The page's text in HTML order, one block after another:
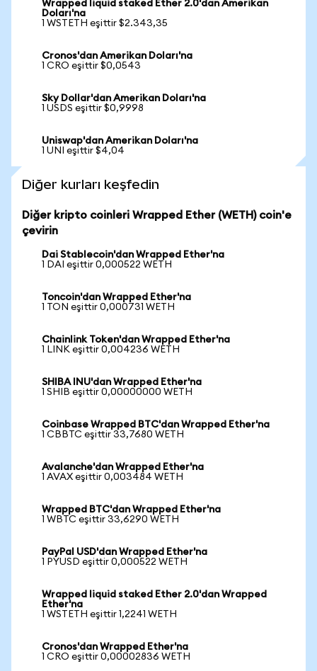
Wrapped liquid staked Ether 2.0'dan Amerikan
Doları'na
1 WSTETH eşittir $2.343,35
Cronos'dan Amerikan Doları'na
1 CRO eşittir $0,0543
Sky Dollar'dan Amerikan Doları'na
1 USDS eşittir $0,9998
Uniswap'dan Amerikan Doları'na
1 UNI eşittir $4,04
Diğer kurları keşfedin
Diğer kripto coinleri Wrapped Ether (WETH) coin'e
çevirin
Dai Stablecoin'dan Wrapped Ether'na
1 DAI eşittir 0,000522 WETH
Toncoin'dan Wrapped Ether'na
1 TON eşittir 0,000731 WETH
Chainlink Token'dan Wrapped Ether'na
1 LINK eşittir 0,004236 WETH
SHIBA INU'dan Wrapped Ether'na
1 SHIB eşittir 0,00000000 WETH
Coinbase Wrapped BTC'dan Wrapped Ether'na
1 CBBTC eşittir 33,7680 WETH
Avalanche'dan Wrapped Ether'na
1 AVAX eşittir 0,003484 WETH
Wrapped BTC'dan Wrapped Ether'na
1 WBTC eşittir 33,6290 WETH
PayPal USD'dan Wrapped Ether'na
1 PYUSD eşittir 0,000522 WETH
Wrapped liquid staked Ether 2.0'dan Wrapped
Ether'na
1 WSTETH eşittir 1,2241 WETH
Cronos'dan Wrapped Ether'na
1 CRO eşittir 0,00002836 WETH